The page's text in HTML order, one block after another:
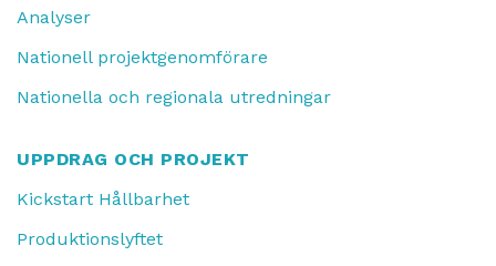
Analyser
Nationell projektgenomförare
Nationella och regionala utredningar
UPPDRAG OCH PROJEKT
Kickstart Hållbarhet
Produktionslyftet